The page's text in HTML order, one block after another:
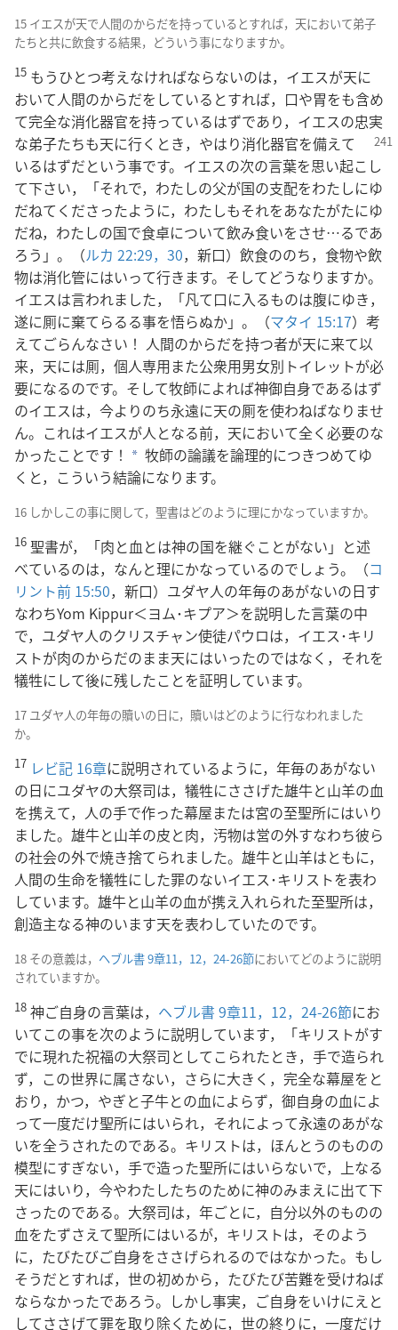
15 イエスが天で人間のからだを持っているとすれば，天において弟子
たちと共に飲食する結果，どういう事になりますか。
15 もうひとつ考えなければならないのは，イエスが天に
おいて人間のからだをしているとすれば，口や胃をも含め
て完全な消化器官を持っているはずであり，イエスの忠実
な弟子たちも天に行くとき，やはり消化器官を備えて
いるはずだという事です。イエスの次の言葉を思い起こし
て下さい，「それで，わたしの父が国の支配をわたしにゆ
だねてくださったように，わたしもそれをあなたがたにゆ
だね，わたしの国で食卓について飲み食いをさせ…るであ
ろう」。（ルカ 22:29，30，新口）飲食ののち，食物や飲
物は消化管にはいって行きます。そしてどうなりますか。
イエスは言われました，「凡て口に入るものは腹にゆき，
遂に厠に棄てらるる事を悟らぬか」。（マタイ 15:17）考
えてごらんなさい！ 人間のからだを持つ者が天に来て以
来，天には厠，個人専用また公衆用男女別トイレットが必
要になるのです。そして牧師によれば神御自身であるはず
のイエスは，今よりのち永遠に天の厠を使わねばなりませ
ん。これはイエスが人となる前，天において全く必要のな
かったことです！ a 牧師の論議を論理的につきつめてゆ
くと，こういう結論になります。
16 しかしこの事に関して，聖書はどのように理にかなっていますか。
16 聖書が，「肉と血とは神の国を継ぐことがない」と述
べているのは，なんと理にかなっているのでしょう。（コ
リント前 15:50，新口）ユダヤ人の年毎のあがないの日す
なわちYom Kippur＜ヨム･キプア＞を説明した言葉の中
で，ユダヤ人のクリスチャン使徒パウロは，イエス･キリ
ストが肉のからだのまま天にはいったのではなく，それを
犠牲にして後に残したことを証明しています。
17 ユダヤ人の年毎の贖いの日に，贖いはどのように行なわれました
か。
17 レビ記 16章に説明されているように，年毎のあがない
の日にユダヤの大祭司は，犠牲にささげた雄牛と山羊の血
を携えて，人の手で作った幕屋または宮の至聖所にはいり
ました。雄牛と山羊の皮と肉，汚物は営の外すなわち彼ら
の社会の外で焼き捨てられました。雄牛と山羊はともに，
人間の生命を犠牲にした罪のないイエス･キリストを表わ
しています。雄牛と山羊の血が携え入れられた至聖所は，
創造主なる神のいます天を表わしていたのです。
18 その意義は， ヘブル書 9章11，12， 24-26節においてどのように説明
されていますか。
18 神ご自身の言葉は， ヘブル書 9章11，12， 24-26節にお
いてこの事を次のように説明しています，「キリストがす
でに現れた祝福の大祭司としてこられたとき，手で造られ
ず，この世界に属さない，さらに大きく，完全な幕屋をと
おり，かつ，やぎと子牛との血によらず，御自身の血によ
って一度だけ聖所にはいられ，それによって永遠のあがな
いを全うされたのである。キリストは，ほんとうのものの
模型にすぎない，手で造った聖所にはいらないで，上なる
天にはいり，今やわたしたちのために神のみまえに出て下
さったのである。大祭司は，年ごとに，自分以外のものの
血をたずさえて聖所にはいるが，キリストは，そのよう
に，たびたびご自身をささげられるのではなかった。もし
そうだとすれば，世の初めから，たびたび苦難を受けねば
ならなかったであろう。しかし事実，ご自身をいけにえと
してささげて罪を取り除くために，世の終りに，一度だけ